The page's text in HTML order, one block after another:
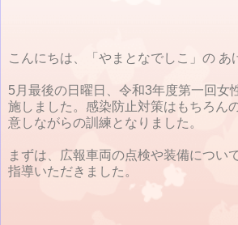
こんにちは、「やまとなでしこ」の あ
5月最後の日曜日、令和3年度第一回女
施しました。感染防止対策はもちろん
意しながらの訓練となりました。
まずは、広報車両の点検や装備につい
指導いただきました。